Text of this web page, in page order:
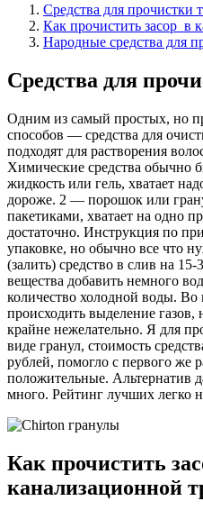
Средства для прочистки
Как прочистить засор в
Народные средства для
Средства для
Одним из самый простых, но
способов — средства для
подходят для растворения
Химические средства обычно
жидкость или гель, хватает
дороже. 2 — порошок или
пакетиками, хватает на одно
достаточно. Инструкция по
упаковке, но обычно все что
(залить) средство в слив на
вещества добавить немного
количество холодной воды. Во
происходить выделение
крайне нежелательно. Я для
виде гранул, стоимость
рублей, помогло с первого же
положительные. Альтернатив
много. Рейтинг лучших легко
Как прочистить
канализационной